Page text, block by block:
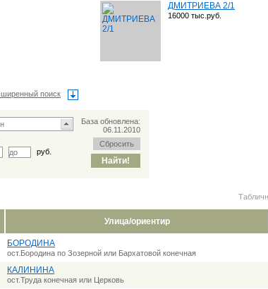
ДМИТРИЕВА 2/1
16000 тыс.руб.
поиск
База обновлена:
06.11.2010
руб.
Улица/ориентир
БОРОДИНА
ост.Бородина по Зозерной или Бархатовой конечная
КАЛИНИНА
ост.Труда конечная или Церковь